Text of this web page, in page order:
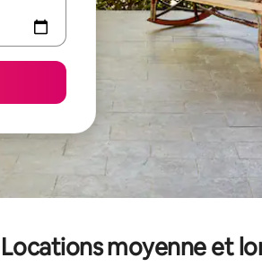
Locations moyenne et